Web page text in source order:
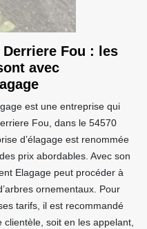
Fou : les
avec
est une entreprise qui
Fou, dans le 54570
d’élagage est renommée
prix abordables. Avec son
Elagage peut procéder à
ornementaux. Pour
tarifs, il est recommandé
soit en les appelant,